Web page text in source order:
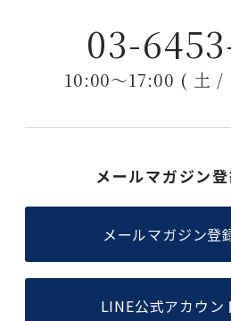
03-
10:00〜17:00 ( 土 /
メールマガジン
メールマガジン登
LINE公式アカウン